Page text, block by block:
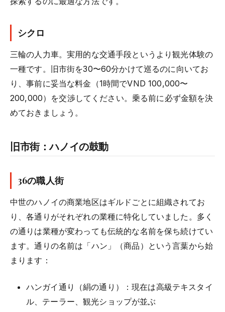
シクロ
三輪の人力車。実用的な交通手段というより観光体験の
一種です。旧市街を30〜60分かけて巡るのに向いてお
り、事前に妥当な料金（1時間でVND 100,000〜
200,000）を交渉してください。乗る前に必ず金額を決
めておきましょう。
旧市街：ハノイの鼓動
36の職人街
中世のハノイの商業地区はギルドごとに組織されてお
り、各通りがそれぞれの業種に特化していました。多く
の通りは業種が変わっても伝統的な名前を保ち続けてい
ます。通りの名前は「ハン」（商品）という言葉から始
まります：
ハンガイ通り（絹の通り）：現在は高級テキスタイ
ル、テーラー、観光ショップが並ぶ